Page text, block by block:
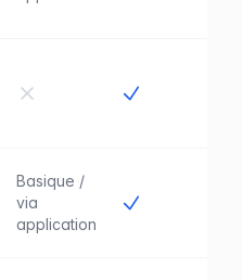
Basique /
via
application